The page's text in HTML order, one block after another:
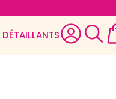
DÉTAILLANTS